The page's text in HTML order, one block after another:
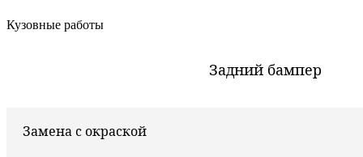
Кузовные работы
Задний бампер
Замена с окраской